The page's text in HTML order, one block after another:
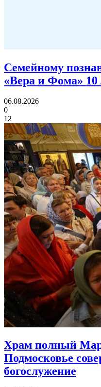
Семейному
«Вера и Фома» 10
06.08.2026
0
12
Храм полный
Подмосковье
богослужение